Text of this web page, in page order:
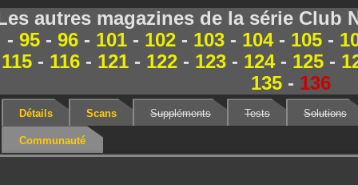
autres magazines de la série Club
- 95 - 96 - 101 - 102 - 103 - 104- 105 -
115 - 116 - 121 - 122 - 123 - 124- 125 -
135- 136
Détails Scans Suppléments Tests Solutions
Communauté